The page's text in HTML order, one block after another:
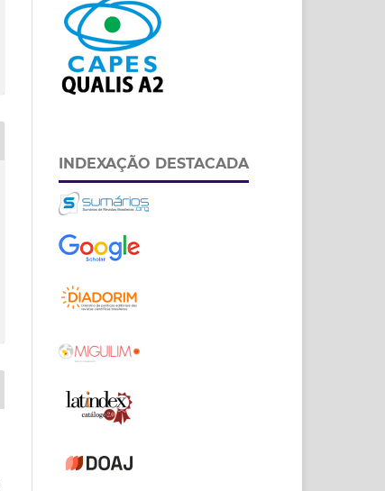
INDEXAÇÃO DESTACADA